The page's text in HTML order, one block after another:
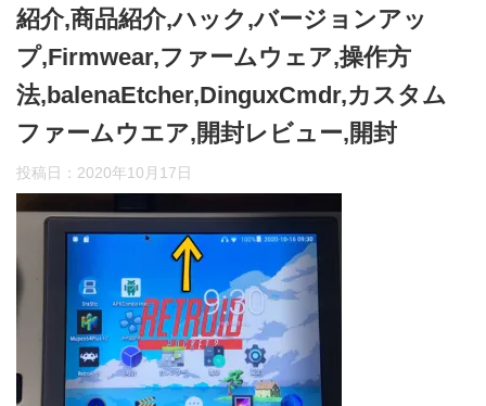
紹介,商品紹介,ハック,バージョンアッ
プ,Firmwear,ファームウェア,操作方
法,balenaEtcher,DinguxCmdr,カスタム
ファームウエア,開封レビュー,開封
投稿日： 2020年10月17日